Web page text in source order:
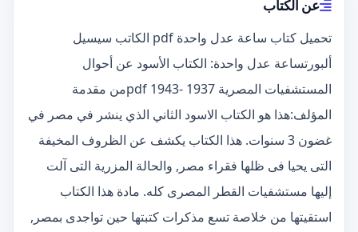
عن الكتاب
تحميل كتاب ساعة عدل واحدة pdf الكاتب سيسيل
ألبورتساعة عدل واحدة: الكتاب الأسود عن أحوال
المستشفيات المصرية 1937 -1943 pdfمن مقدمة
المؤلف:هذا هو الكتاب الاسود الثاني الذي ينشر في مصر في
غضون 3 سنوات. هذا الكتاب يكشف عن الظروف المخيفة
التى يحيا فى ظلها فقراء مصر, والحالة المزرية التى آلت
إليها مستشفيات القطر المصرى كله. مادة هذا الكتاب
استقيتها من خلاصة تسع مذكرات كتبتها حين تواجدى بمصر,